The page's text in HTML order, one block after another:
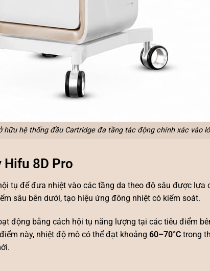
hữu hệ thống đầu Cartridge đa tầng tác động chính xác vào
8D Pro
tụ để đưa nhiệt vào các tầng da theo độ sâu được lựa
sâu bên dưới, tạo hiệu ứng đông nhiệt có kiểm soát.
động bằng cách hội tụ năng lượng tại các tiêu điểm
này, nhiệt độ mô có thể đạt khoảng 60–70°C trong